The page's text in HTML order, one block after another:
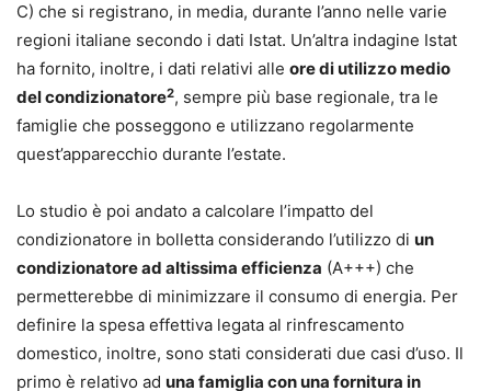
C) che si registrano, in media, durante l’anno nelle varie
regioni italiane secondo i dati Istat. Un’altra indagine Istat
ha fornito, inoltre, i dati relativi alle ore di utilizzo medio
del condizionatore2, sempre più base regionale, tra le
famiglie che posseggono e utilizzano regolarmente
quest’apparecchio durante l’estate.
Lo studio è poi andato a calcolare l’impatto del
condizionatore in bolletta considerando l’utilizzo di un
condizionatore ad altissima efficienza (A+++) che
permetterebbe di minimizzare il consumo di energia. Per
definire la spesa effettiva legata al rinfrescamento
domestico, inoltre, sono stati considerati due casi d’uso. Il
primo è relativo ad una famiglia con una fornitura in